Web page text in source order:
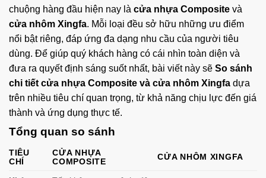
chuộng hàng đầu hiện nay là cửa nhựa Composite và
cửa nhôm Xingfa. Mỗi loại đều sở hữu những ưu điểm
nổi bật riêng, đáp ứng đa dạng nhu cầu của người tiêu
dùng. Để giúp quý khách hàng có cái nhìn toàn diện và
đưa ra quyết định sáng suốt nhất, bài viết này sẽ So sánh
chi tiết cửa nhựa Composite và cửa nhôm Xingfa dựa
trên nhiều tiêu chí quan trọng, từ khả năng chịu lực đến giá
thành và ứng dụng thực tế.
Tổng quan so sánh
TIÊU
CHÍ
CỬA NHỰA
COMPOSITE
CỬA NHÔM XINGFA